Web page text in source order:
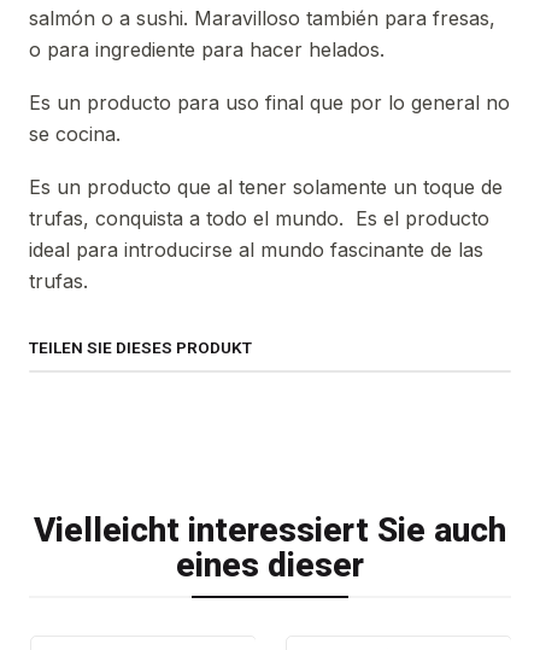
salmón o a sushi. Maravilloso también para fresas,
o para ingrediente para hacer helados.
Es un producto para uso final que por lo general no
se cocina.
Es un producto que al tener solamente un toque de
trufas, conquista a todo el mundo. Es el producto
ideal para introducirse al mundo fascinante de las
trufas.
TEILEN SIE DIESES PRODUKT
Vielleicht interessiert Sie auch
eines dieser